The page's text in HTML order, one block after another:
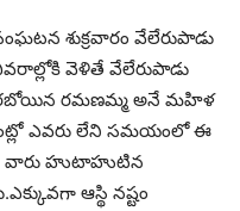
శుక్రవారం వేలేరుపాడు
వెళితే వేలేరుపాడు
రమణమ్మ అనే మహిళ
ఎవరు లేని సమయంలో ఈ
వారు హుటాహుటిన
ఆస్థి నష్టం